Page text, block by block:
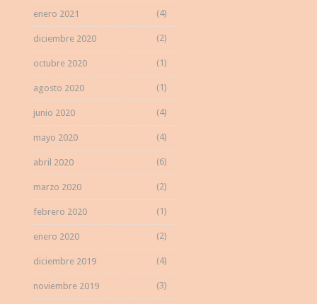
enero 2021 (4)
diciembre 2020 (2)
octubre 2020 (1)
agosto 2020 (1)
junio 2020 (4)
mayo 2020 (4)
abril 2020 (6)
marzo 2020 (2)
febrero 2020 (1)
enero 2020 (2)
diciembre 2019 (4)
noviembre 2019 (3)